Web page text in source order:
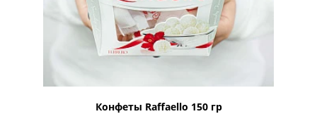
Конфеты Raffaello 150 гр